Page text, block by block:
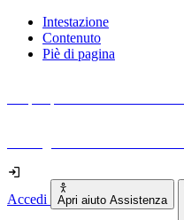
Intestazione
Contenuto
Piè di pagina
Accedi Apri aiuto Assistenza